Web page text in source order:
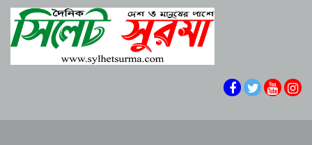
নারী-কাণ্ডে জামায়াত থেকে বহিস্কার এমপি গাজী
নজরুল
সিলেটে হামের উপসর্গ নিয়ে আরও দুই শিশুর মৃত্যু
শাপলা চত্বরে হত্যা মামলা: শেখ হাসিনাসহ ৪১ জনের
বিরুদ্ধে আনুষ্ঠানিক অভিযোগ
বিরোধীদলের পতন শুরু হয়েছে, ১১ দল এখন ৯ দলে
গিয়ে ঠেকেছে: রাশেদ খান
কে হতে পারেন পরবর্তী রাষ্ট্রপতি, আলোচনায় এক